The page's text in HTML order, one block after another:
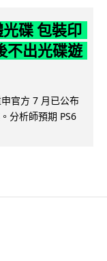
碟 包裝印
不出光碟遊
官方 7 月已公布
分析師預期 PS6